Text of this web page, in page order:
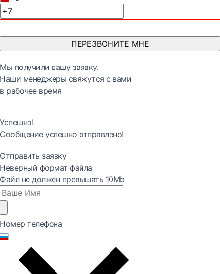
ПЕРЕЗВОНИТЕ МНЕ
Мы получили вашу заявку.
Наши менеджеры свяжутся с вами
в рабочее время
Успешно!
Сообщение успешно отправлено!
Отправить заявку
Неверный формат файла
Файл не должен превышать 10Mb
Номер телефона